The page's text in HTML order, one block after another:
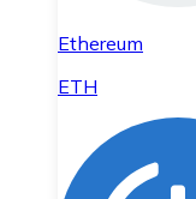
Ethereum
ETH